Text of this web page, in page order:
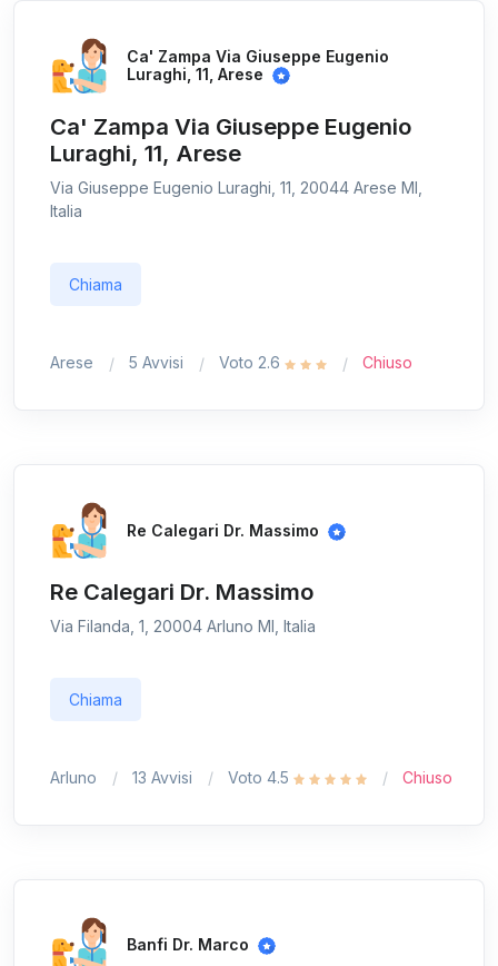
Ca' Zampa Via Giuseppe Eugenio
Luraghi, 11, Arese
Ca' Zampa Via Giuseppe Eugenio
Luraghi, 11, Arese
Via Giuseppe Eugenio Luraghi, 11, 20044 Arese MI,
Italia
Chiama
Arese 5 Avvisi Voto 2.6 Chiuso
Re Calegari Dr. Massimo
Re Calegari Dr. Massimo
Via Filanda, 1, 20004 Arluno MI, Italia
Chiama
Arluno 13 Avvisi Voto 4.5 Chiuso
Banfi Dr. Marco